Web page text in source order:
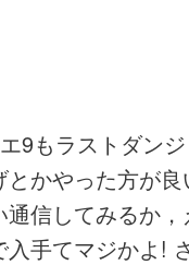
9もラストダン
かやった方が
信してみるか
手てマジかよ!